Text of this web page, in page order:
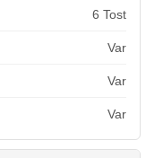
6 Tost
Var
Var
Var